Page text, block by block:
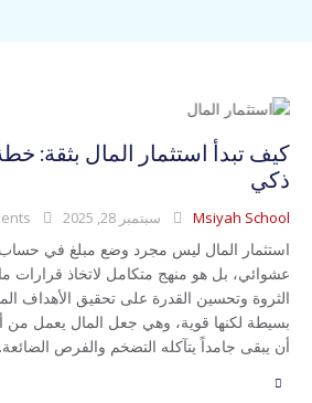
كيف تبدأ استثمار المال بثقة:
ذكي
Msiyah School سبتمبر 28, 2025
استثمار المال ليس مجرد وضع مبلغ في
عشوائي، بل هو منهج متكامل لاتخاذ قرارات
الثروة وتحسين القدرة على تحقيق الأهداف
بسيطة لكنها قوية، وهي جعل المال يعمل من
أن يبقى جامداً يتآكله التضخم والفرص